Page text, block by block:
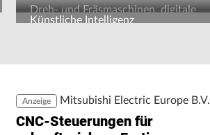
Dreh- und Fräsmaschinen, digitale
Ausbildungskonzepte
Künstliche Intelligenz
Anzeige Mitsubishi Electric Europe B.V.
CNC-Steuerungen für